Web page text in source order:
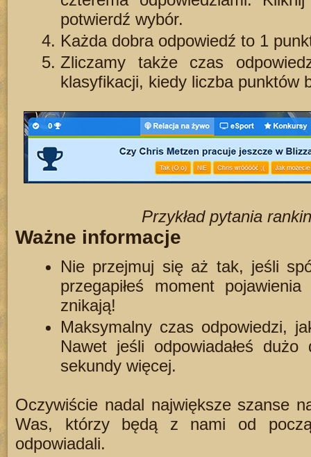
potwierdź wybór.
Każda dobra odpowiedź to 1
Zliczamy także czas
klasyfikacji, kiedy liczba punktów
Przykład pytania
Ważne informacje
Nie przejmuj się aż tak, jeśli
przegapiłeś moment
znikają!
Maksymalny czas odpowiedzi,
Nawet jeśli odpowiadałeś
sekundy więcej.
Oczywiście nadal największe szanse
Was, którzy będą z nami od
odpowiadali.